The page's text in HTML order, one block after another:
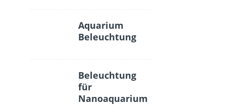
Aquarium
Beleuchtung
Beleuchtung
für
Nanoaquarium